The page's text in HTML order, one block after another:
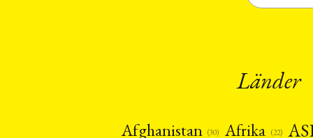
Länder
Afghanistan (30) Afrika (22)